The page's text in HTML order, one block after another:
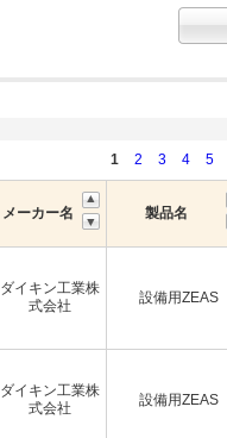
1
2 3 4 5
メーカー名 製品名
ダイキン工業株
式会社
設備用ZEAS
ダイキン工業株
式会社
設備用ZEAS